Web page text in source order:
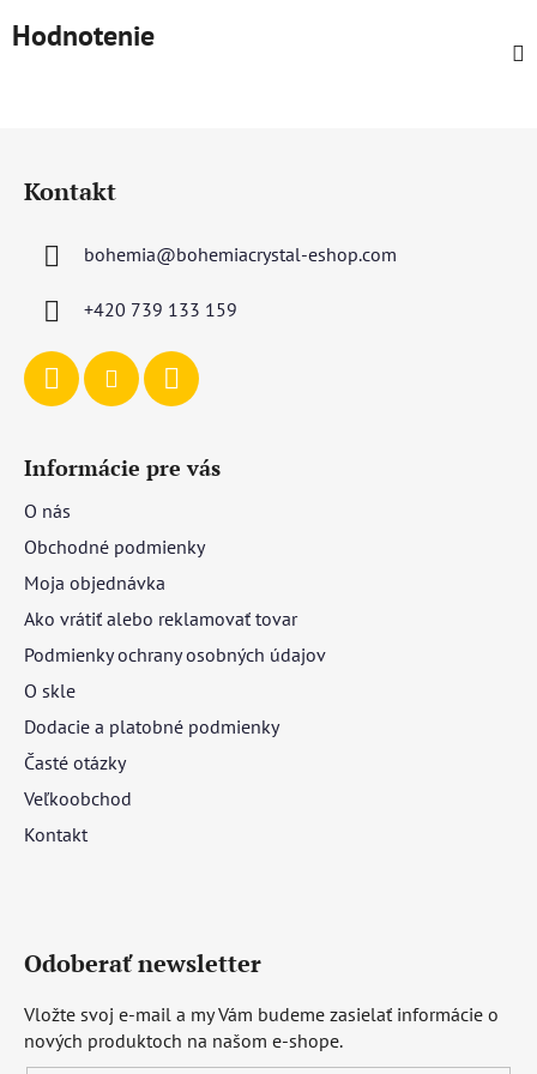
Hodnotenie
Kontakt
bohemia@bohemiacrystal-eshop.com
+420 739 133 159
Informácie pre vás
O nás
Obchodné podmienky
Moja objednávka
Ako vrátiť alebo reklamovať tovar
Podmienky ochrany osobných údajov
O skle
Dodacie a platobné podmienky
Časté otázky
Veľkoobchod
Kontakt
Odoberať newsletter
Vložte svoj e-mail a my Vám budeme zasielať informácie o
nových produktoch na našom e-shope.